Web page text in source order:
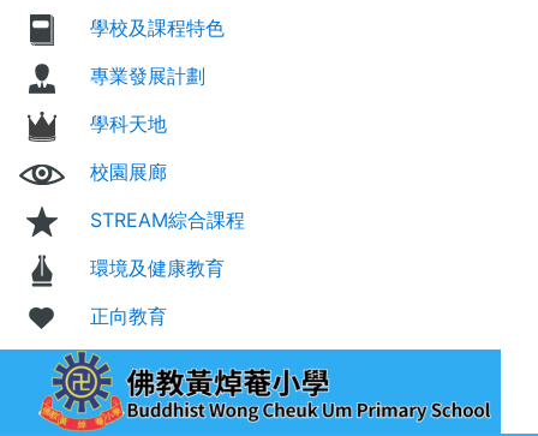
學校及課程特色
專業發展計劃
學科天地
校園展廊
STREAM綜合課程
環境及健康教育
正向教育